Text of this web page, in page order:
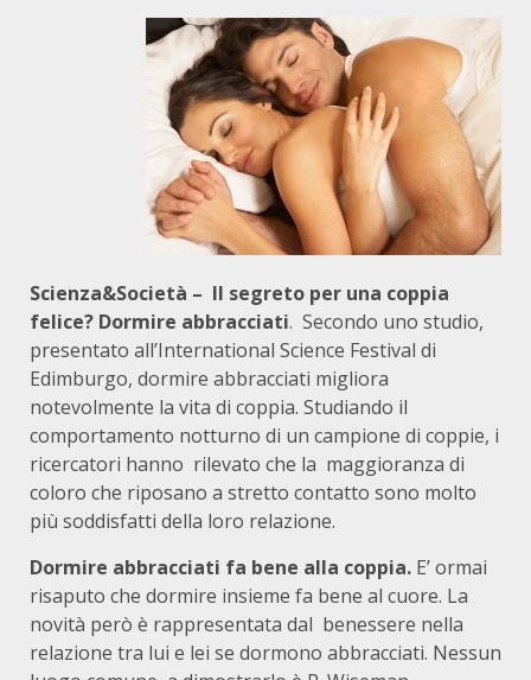
Scienza&Società – Il segreto per una coppia
felice? Dormire abbracciati. Secondo uno studio,
presentato all’International Science Festival di
Edimburgo, dormire abbracciati migliora
notevolmente la vita di coppia. Studiando il
comportamento notturno di un campione di coppie, i
ricercatori hanno rilevato che la maggioranza di
coloro che riposano a stretto contatto sono molto
più soddisfatti della loro relazione.
Dormire abbracciati fa bene alla coppia. E’ ormai
risaputo che dormire insieme fa bene al cuore. La
novità però è rappresentata dal benessere nella
relazione tra lui e lei se dormono abbracciati. Nessun